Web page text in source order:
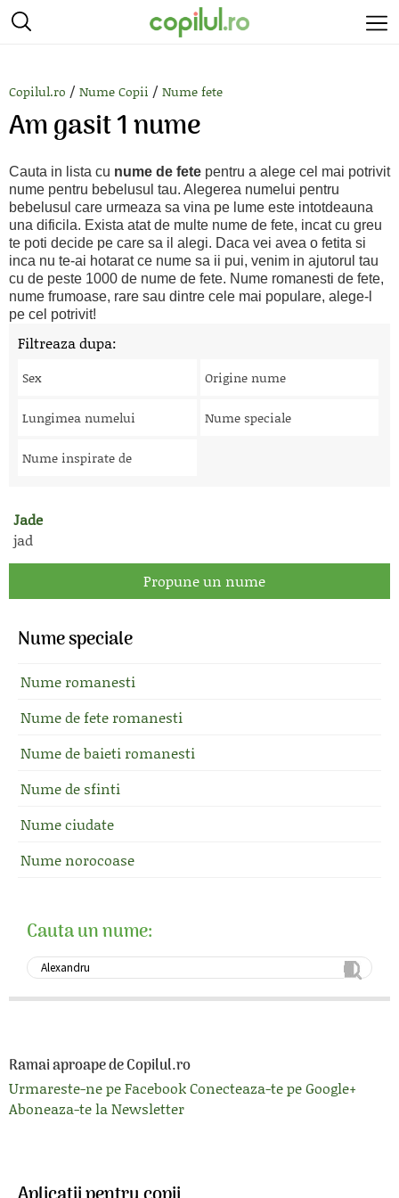
Copilul.ro / Nume Copii / Nume fete
Am gasit 1 nume
Cauta in lista cu nume de fete pentru a alege cel mai potrivit
nume pentru bebelusul tau. Alegerea numelui pentru
bebelusul care urmeaza sa vina pe lume este intotdeauna
una dificila. Exista atat de multe nume de fete, incat cu greu
te poti decide pe care sa il alegi. Daca vei avea o fetita si
inca nu te-ai hotarat ce nume sa ii pui, venim in ajutorul tau
cu de peste 1000 de nume de fete. Nume romanesti de fete,
nume frumoase, rare sau dintre cele mai populare, alege-l
pe cel potrivit!
Filtreaza dupa:
Sex Origine nume
Lungimea numelui Nume speciale
Nume inspirate de
Jade
jad
Propune un nume
Nume speciale
Nume romanesti
Nume de fete romanesti
Nume de baieti romanesti
Nume de sfinti
Nume ciudate
Nume norocoase
Cauta un nume:
Ramai aproape de Copilul.ro
Urmareste-ne pe FacebookConecteaza-te pe Google+
Aboneaza-te la Newsletter